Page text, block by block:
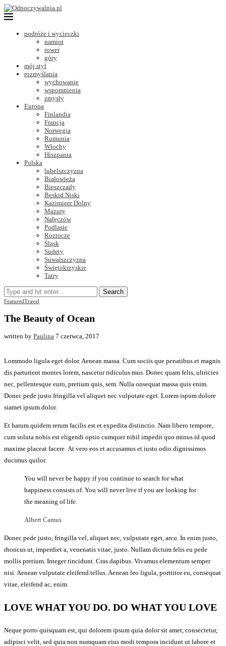
podróże i wycieczki
namiot
rower
góry
mój styl
rozmyślania
wychowanie
wspomnienia
zmysły
Europa
Finlandia
Francja
Norwegia
Rumunia
Włochy
Hiszpania
Polska
lubelszczyzna
Białowieża
Bieszczady
Beskid Niski
Kazimierz Dolny
Mazury
Nałęczów
Podlasie
Roztocze
Śląsk
Sudety
Suwalszczyzna
Świętokrzyskie
Tatry
Search
FeaturedTravel
The Beauty of Ocean
written by Paulina 7 czerwca, 2017
Lommodo ligula eget dolor. Aenean massa. Cum sociis que penatibus et magnis
dis parturient montes lorem, nascetur ridiculus mus. Donec quam felis, ultricies
nec, pellentesque euro, pretium quis, sem. Nulla onsequat massa quis enim.
Donec pede justo fringilla vel aliquet nec vulputate eget. Lorem ispum dolore
siamet ipsum dolor.
Et harum quidem rerum facilis est et expedita distinctio. Nam libero tempore,
cum soluta nobis est eligendi optio cumquer nihil impedit quo minus id quod
maxime placeat facere. At vero eos et accusamus et iusto odio dignissimos
ducimus quilor.
You will never be happy if you continue to search for what
happiness consists of. You will never live if you are looking for
the meaning of life.
Albert Camus
Donec pede justo, fringilla vel, aliquet nec, vulputate eget, arcu. In enim justo,
rhoncus ut, imperdiet a, venenatis vitae, justo. Nullam dictum felis eu pede
mollis pretium. Integer tincidunt. Cras dapibus. Vivamus elementum semper
nisi. Aenean vulputate eleifend tellus. Aenean leo ligula, porttitor eu, consequat
vitae, eleifend ac, enim.
LOVE WHAT YOU DO. DO WHAT YOU LOVE
Neque porro quisquam est, qui dolorem ipsum quia dolor sit amet, consectetur,
adipisci velit, sed quia non numquam eius modi tempora incidunt ut labore et